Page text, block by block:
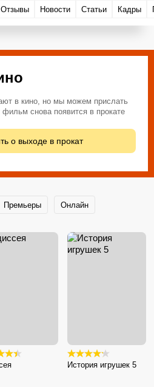
Отзывы Новости Статьи Кадры
в кино, но мы можем прислать
снова появится в прокате
о выходе в прокат
Премьеры Онлайн
История игрушек 5